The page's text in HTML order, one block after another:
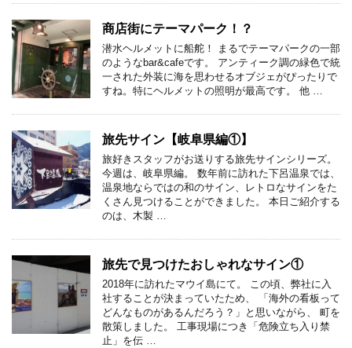
商店街にテーマパーク！？
潜水ヘルメットに船舵！ まるでテーマパークの一部
のようなbar&cafeです。 アンティーク調の緑色で統
一された外装に海を思わせるオブジェがぴったりで
すね。特にヘルメットの照明が最高です。 他 …
旅先サイン【岐阜県編①】
旅好きスタッフがお送りする旅先サインシリーズ。
今週は、岐阜県編。 数年前に訪れた下呂温泉では、
温泉地ならではの和のサイン、レトロなサインをた
くさん見つけることができました。 本日ご紹介する
のは、木製 …
旅先で見つけたおしゃれなサイン①
2018年に訪れたマウイ島にて。 この頃、弊社に入
社することが決まっていたため、 「海外の看板って
どんなものがあるんだろう？」と思いながら、 町を
散策しました。 工事現場につき「危険立ち入り禁
止」を伝 …